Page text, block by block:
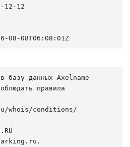
12
08-08T06:08:01Z
базу данных Axelname
правила
whois/conditions/